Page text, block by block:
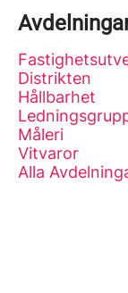
Distrikten
Hållbarhet
Måleri
Vitvaror
Alla